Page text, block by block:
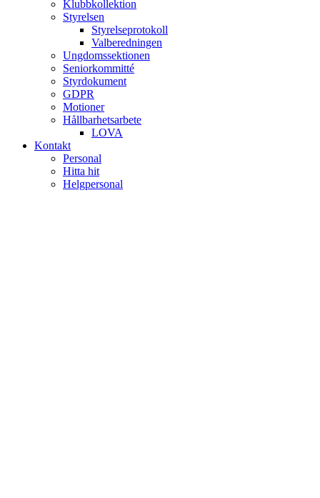
Klubbkollektion
Styrelsen
Styrelseprotokoll
Valberedningen
Ungdomssektionen
Seniorkommitté
Styrdokument
GDPR
Motioner
Hållbarhetsarbete
LOVA
Kontakt
Personal
Hitta hit
Helgpersonal